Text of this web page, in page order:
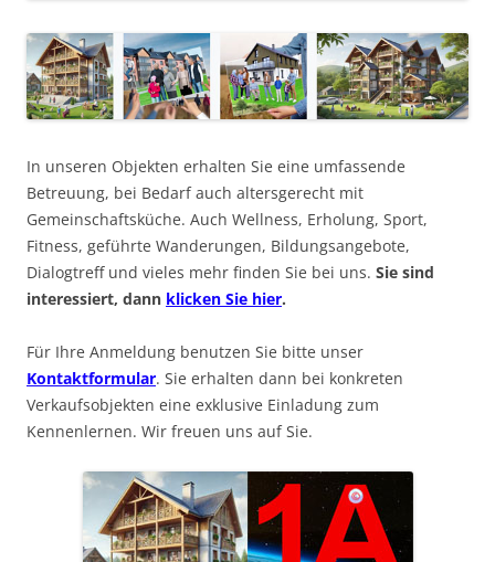
In unseren Objekten erhalten Sie eine umfassende
Betreuung, bei Bedarf auch altersgerecht mit
Gemeinschaftsküche. Auch Wellness, Erholung, Sport,
Fitness, geführte Wanderungen, Bildungsangebote,
Dialogtreff und vieles mehr finden Sie bei uns. Sie sind
interessiert, dann klicken Sie hier.
Für Ihre Anmeldung benutzen Sie bitte unser
Kontaktformular. Sie erhalten dann bei konkreten
Verkaufsobjekten eine exklusive Einladung zum
Kennenlernen. Wir freuen uns auf Sie.